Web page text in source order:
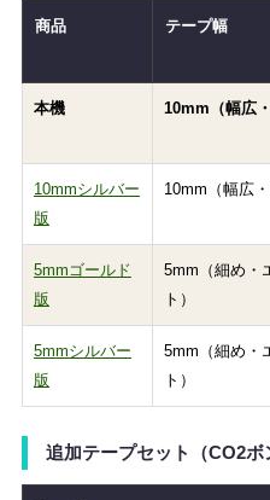
商品 テープ幅
本機 10mm（幅広・
10mmシルバー
版
10mm（幅広・
5mmゴールド
版
5mm（細め・
ト）
5mmシルバー
版
5mm（細め・
ト）
追加テープセット（CO2ボ